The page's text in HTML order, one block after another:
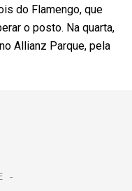
do Flamengo, que
o posto. Na quarta,
Allianz Parque, pela